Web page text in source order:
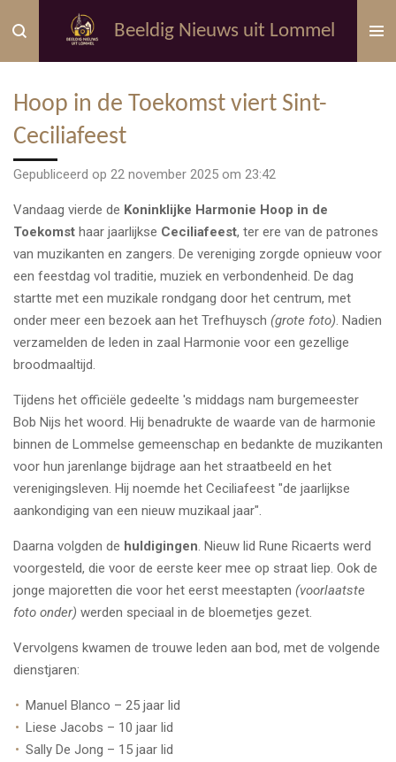
direct
naar
hoofdinhoud
Beeldig Nieuws uit Lommel
Hoop in de Toekomst viert Sint-
Ceciliafeest
Gepubliceerd op 22 november 2025 om 23:42
Vandaag vierde de Koninklijke Harmonie Hoop in de
Toekomst haar jaarlijkse Ceciliafeest, ter ere van de patrones
van muzikanten en zangers. De vereniging zorgde opnieuw voor
een feestdag vol traditie, muziek en verbondenheid. De dag
startte met een muzikale rondgang door het centrum, met
onder meer een bezoek aan het Trefhuysch (grote foto). Nadien
verzamelden de leden in zaal Harmonie voor een gezellige
broodmaaltijd.
Tijdens het officiële gedeelte 's middags nam burgemeester
Bob Nijs het woord. Hij benadrukte de waarde van de harmonie
binnen de Lommelse gemeenschap en bedankte de muzikanten
voor hun jarenlange bijdrage aan het straatbeeld en het
verenigingsleven. Hij noemde het Ceciliafeest "de jaarlijkse
aankondiging van een nieuw muzikaal jaar".
Daarna volgden de huldigingen. Nieuw lid Rune Ricaerts werd
voorgesteld, die voor de eerste keer mee op straat liep. Ook de
jonge majoretten die voor het eerst meestapten (voorlaatste
foto onder) werden speciaal in de bloemetjes gezet.
Vervolgens kwamen de trouwe leden aan bod, met de volgende
dienstjaren:
Manuel Blanco – 25 jaar lid
Liese Jacobs – 10 jaar lid
Sally De Jong – 15 jaar lid